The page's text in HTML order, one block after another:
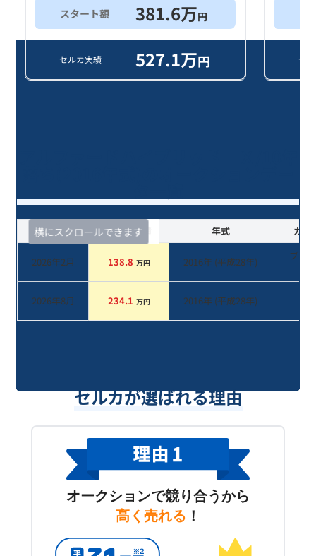
スタート額 381.6万円
セルカ実績 527.1万円
ス
セ
横にスクロールできます
査定時期 セルカ実績 年式 カラ
2026年2月 138.8 万円 2016年 (平成28年)
ブラ
2026年8月 234.1 万円 2016年 (平成28年)
セルカが選ばれる理由
オークションで競り合うから
高く売れる ！